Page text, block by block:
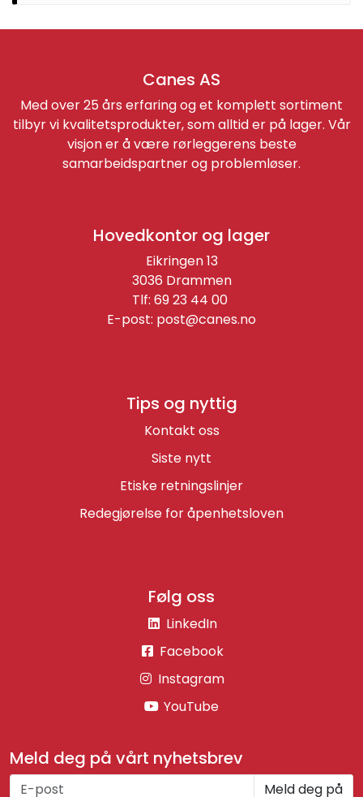
Canes AS
Med over 25 års erfaring og et komplett sortiment
tilbyr vi kvalitetsprodukter, som alltid er på lager. Vår
visjon er å være rørleggerens beste
samarbeidspartner og problemløser.
Meld deg på vårt nyhetsbrev
Meld deg på
Tips og nyttig
Kontakt oss
Siste nytt
Etiske retningslinjer
Redegjørelse for åpenhetsloven
Følg oss
LinkedIn
Facebook
Instagram
YouTube
Hovedkontor og lager
Eikringen 13
3036 Drammen
Tlf: 69 23 44 00
E-post: post@canes.no